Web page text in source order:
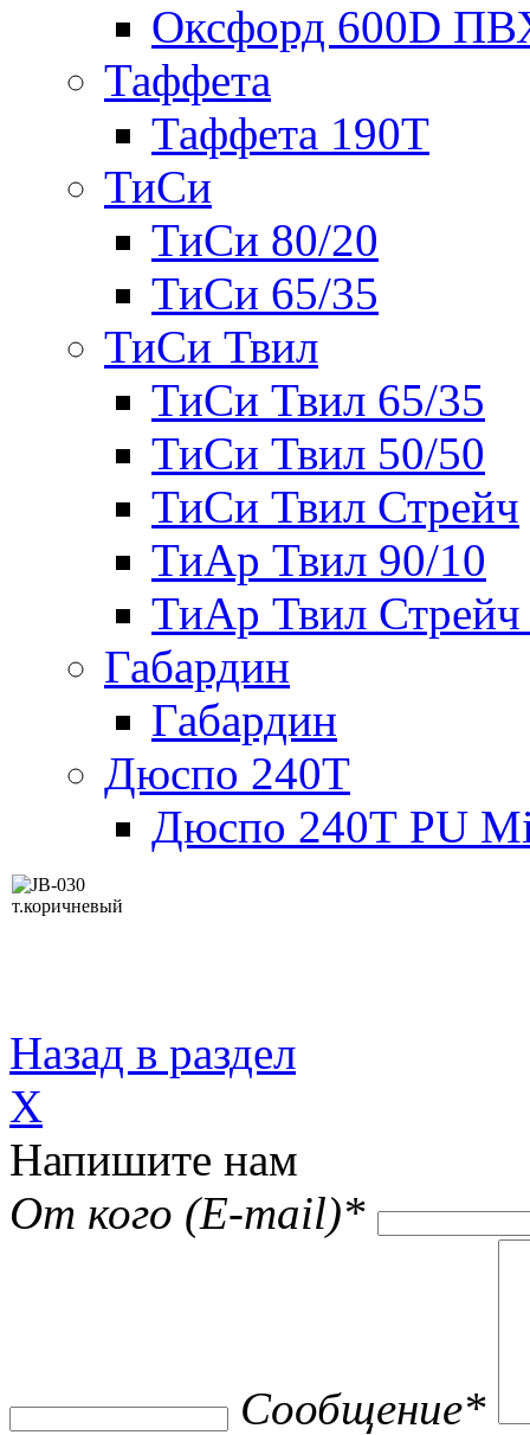
Оксфорд 600D
Таффета
Таффета 190T
ТиСи
ТиСи 80/20
ТиСи 65/35
ТиСи Твил
ТиСи Твил 65/35
ТиСи Твил 50/50
ТиСи Твил Стрейч
ТиАр Твил 90/10
ТиАр Твил Стрейч
Габардин
Габардин
Дюспо 240Т
Дюспо 240Т PU
Назад в раздел
X
Напишите нам
От кого (E-mail)*
Сообщение*